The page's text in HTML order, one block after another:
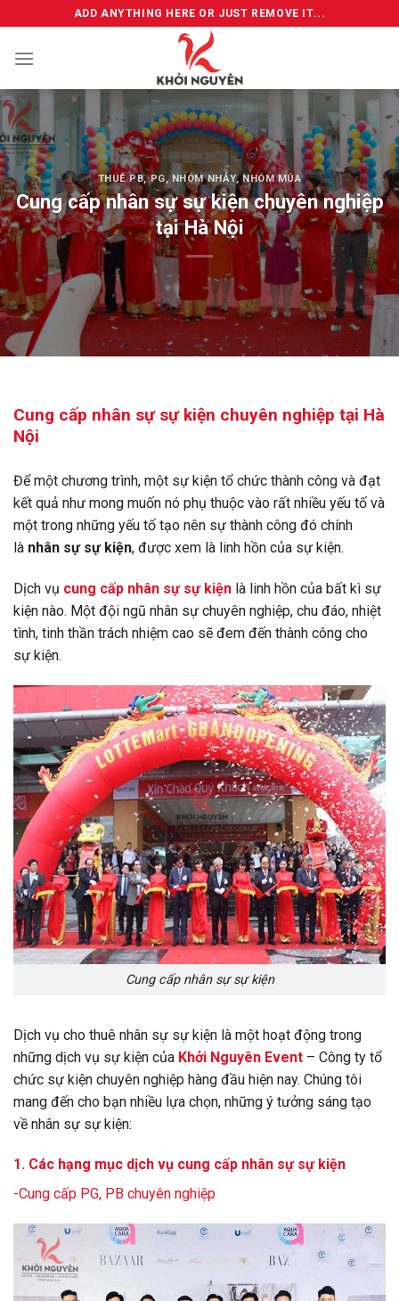
to
content
ADD ANYTHING HERE OR JUST REMOVE IT...
THUÊ PB, PG, NHÓM NHẢY, NHÓM MÚA
Cung cấp nhân sự sự kiện chuyên nghiệp
tại Hà Nội
Cung cấp nhân sự sự kiện chuyên nghiệp tại Hà
Nội
Để một chương trình, một sự kiện tổ chức thành công và đạt
kết quả như mong muốn nó phụ thuộc vào rất nhiều yếu tố và
một trong những yếu tố tạo nên sự thành công đó chính
là nhân sự sự kiện, được xem là linh hồn của sự kiện.
Dịch vụ cung cấp nhân sự sự kiện là linh hồn của bất kì sự
kiện nào. Một đội ngũ nhân sự chuyên nghiệp, chu đáo, nhiệt
tình, tinh thần trách nhiệm cao sẽ đem đến thành công cho
sự kiện.
Cung cấp nhân sự sự kiện
Dịch vụ cho thuê nhân sự sự kiện là một hoạt động trong
những dịch vụ sự kiện của Khởi Nguyên Event – Công ty tổ
chức sự kiện chuyên nghiệp hàng đầu hiện nay. Chúng tôi
mang đến cho bạn nhiều lựa chọn, những ý tưởng sáng tạo
về nhân sự sự kiện:
1. Các hạng mục dịch vụ cung cấp nhân sự sự kiện
-Cung cấp PG, PB chuyên nghiệp